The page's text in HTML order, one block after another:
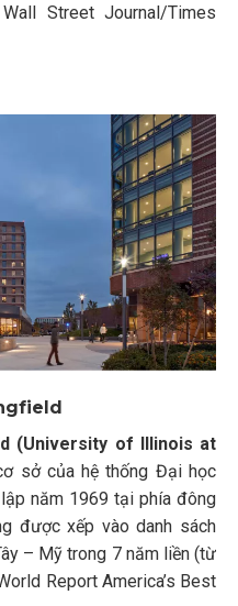
Street Journal/Times
(University of Illinois at
sở của hệ thống Đại học
năm 1969 tại phía đông
được xếp vào danh sách
– Mỹ trong 7 năm liền (từ
Report America’s Best